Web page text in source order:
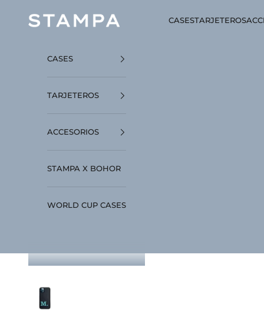
STAMPA
CASESTARJETEROS
CASES
TARJETEROS
ACCESORIOS
STAMPA X BOHOR
WORLD CUP CASES